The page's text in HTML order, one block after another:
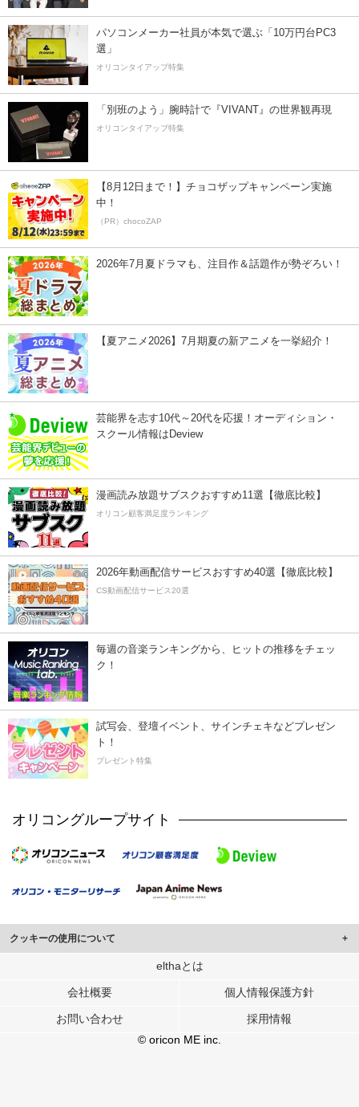
パソコンメーカー社員が本気で選ぶ「10万円台PC3
選」
オリコンタイアップ特集
「別班のよう」腕時計で『VIVANT』の世界観再現
オリコンタイアップ特集
【8月12日まで！】チョコザップキャンペーン実施
中！
（PR）chocoZAP
2026年7月夏ドラマも、注目作＆話題作が勢ぞろい！
【夏アニメ2026】7月期夏の新アニメを一挙紹介！
芸能界を志す10代～20代を応援！オーディション・
スクール情報はDeview
漫画読み放題サブスクおすすめ11選【徹底比較】
オリコン顧客満足度ランキング
2026年動画配信サービスおすすめ40選【徹底比較】
CS動画配信サービス20選
毎週の音楽ランキングから、ヒットの推移をチェッ
ク！
試写会、登壇イベント、サインチェキなどプレゼン
ト！
プレゼント特集
オリコングループサイト
クッキーの使用について
このサイトでは Cookie を使用して、ユーザーに合わせたコンテンツや広告の
行っています。
メディアや広告配信、データ解析の各パートナーに提供しています。
各パートナーは、この情報とユーザーが各パートナーに提供した他の情報や、
ユーザーが各パートナーのサービスを使用したときに収集した他の情報を組み
elthaとは
会社概要 個人情報保護方針
お問い合わせ
採用情報
© oricon ME inc.